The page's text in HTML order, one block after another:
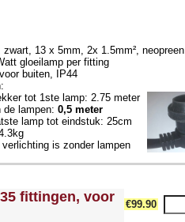
zwart, 13 x 5mm, 2x 1.5mm², neopreen
gloeilamp per fitting
buiten, IP44
tot 1ste lamp: 2.75 meter
lampen: 0,5 meter
lamp tot eindstuk: 25cm
is zonder lampen
fittingen, voor
€99.90